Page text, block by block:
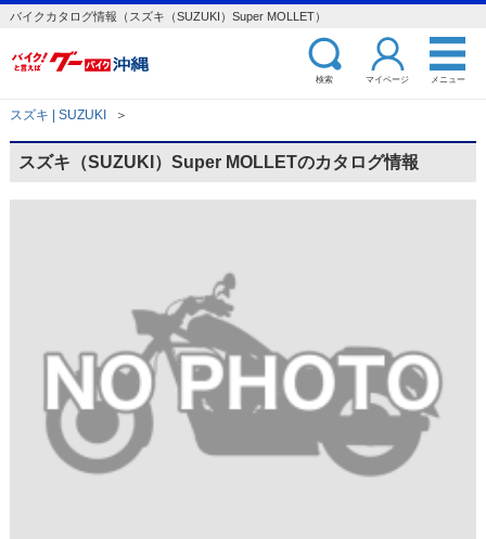
バイクカタログ情報（スズキ（SUZUKI）Super MOLLET）
検索 マイページ メニュー
スズキ | SUZUKI ＞
スズキ（SUZUKI）Super MOLLETのカタログ情報